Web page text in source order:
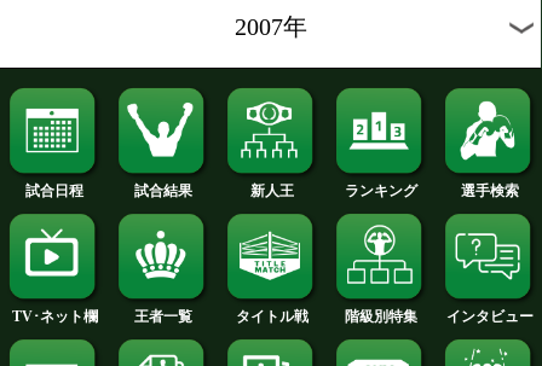
2012年
2011年
2010年
2009年